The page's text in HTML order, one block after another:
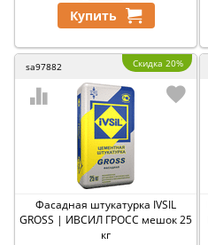
Купить
sa97882 Скидка 20%
Фасадная штукатурка IVSIL
GROSS | ИВСИЛ ГРОСС мешок 25
кг